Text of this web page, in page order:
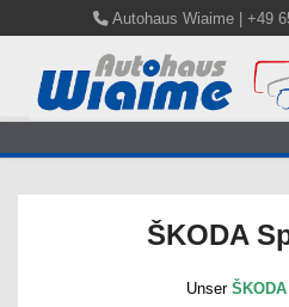
Autohaus Wiaime | +49
ŠKODA
Unser ŠKODA